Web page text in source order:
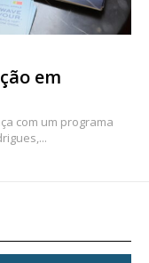
em
com um programa